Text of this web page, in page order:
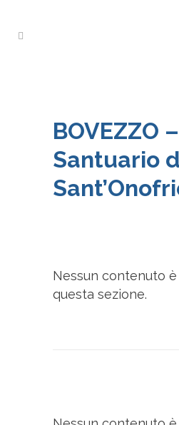
BOVEZZO
Santuario
Nessun contenuto
questa sezione.